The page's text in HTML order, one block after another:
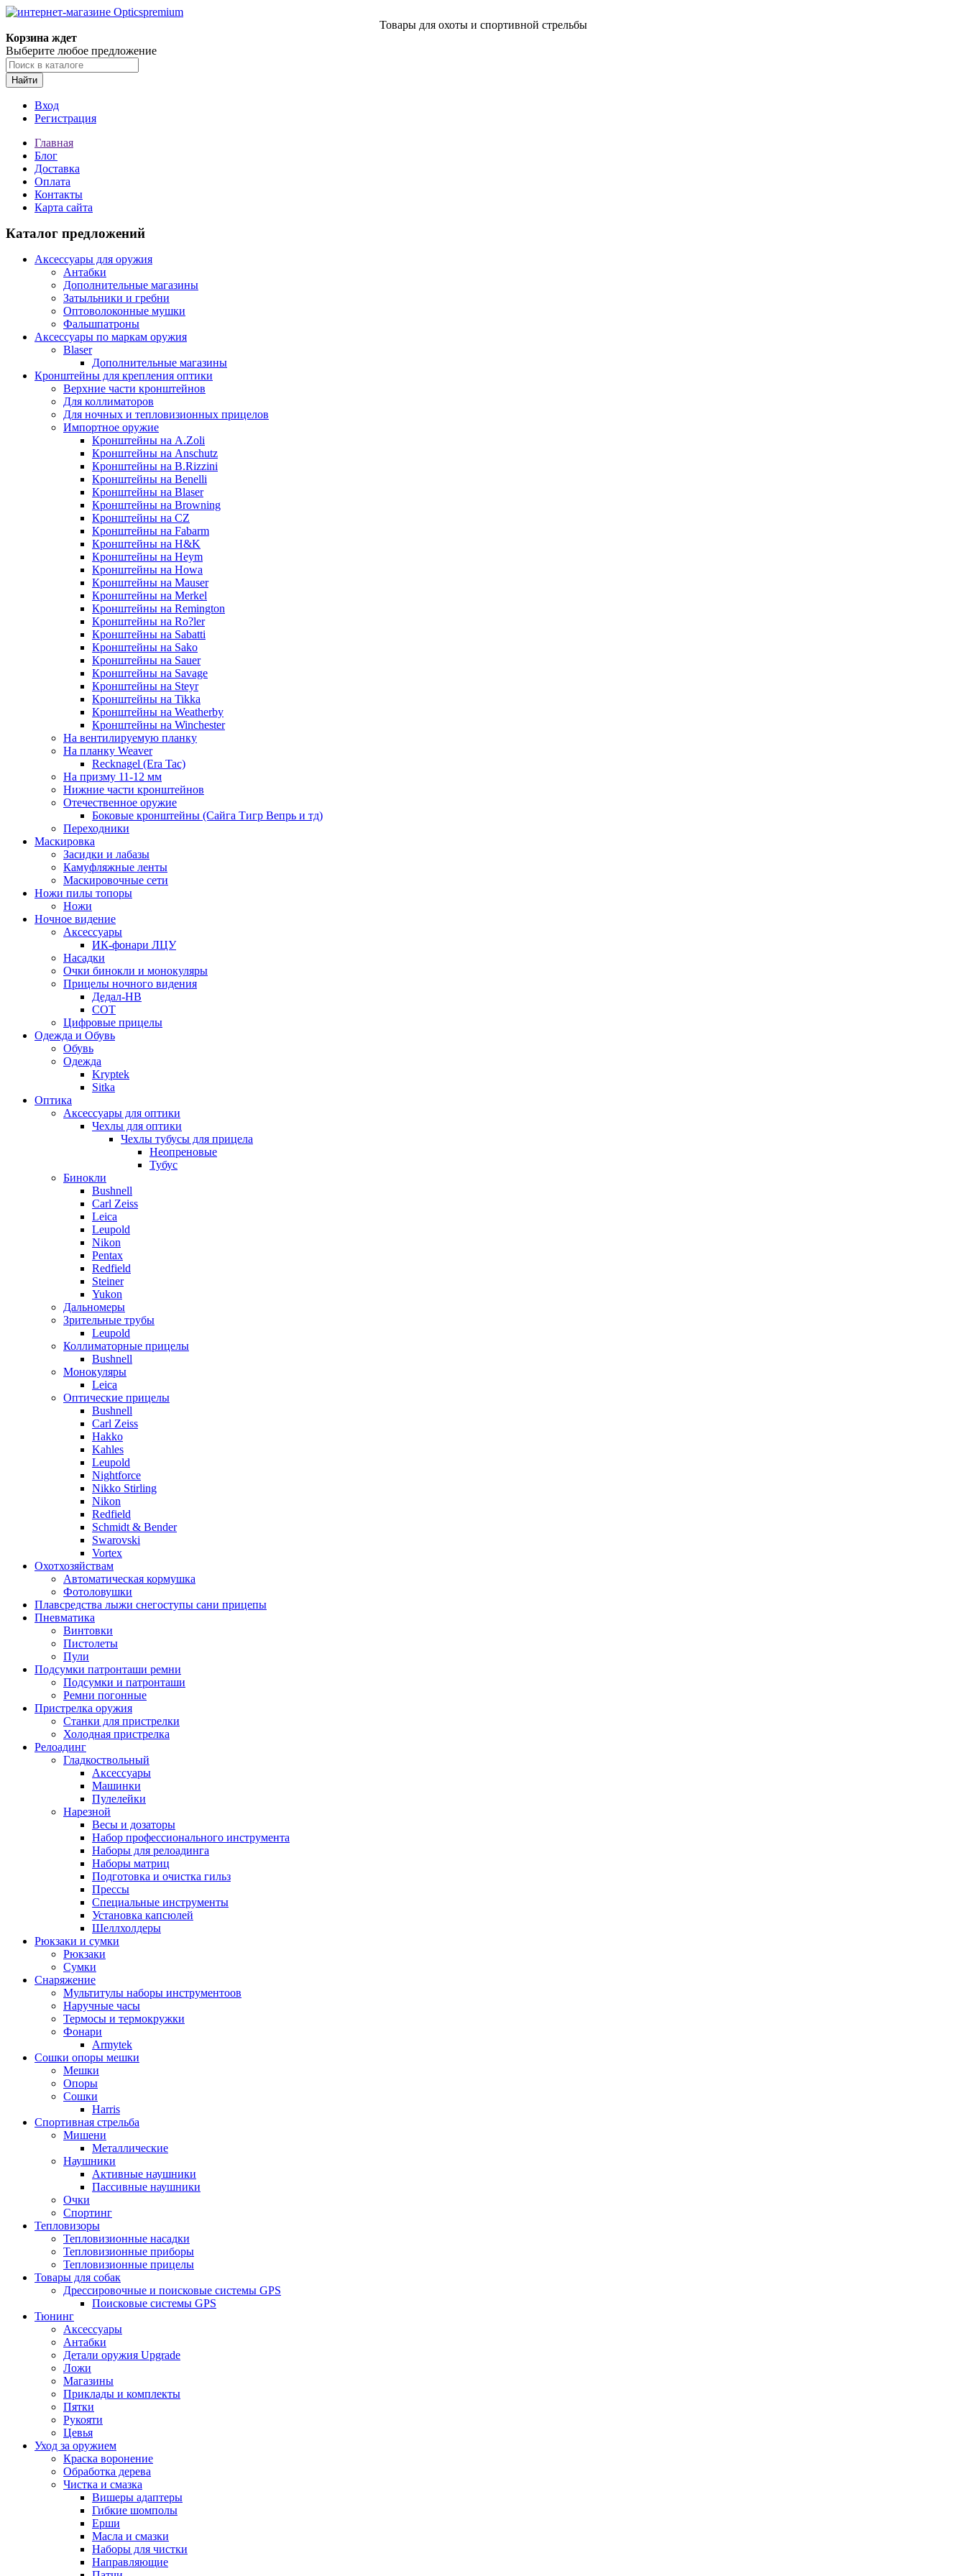
Товары для охоты и спортивной стрельбы
Корзина ждет
Выберите любое предложение
Найти
Вход
Регистрация
Главная
Блог
Доставка
Оплата
Контакты
Карта сайта
Каталог предложений
Аксессуары для оружия
Антабки
Дополнительные магазины
Затыльники и гребни
Оптоволоконные мушки
Фальшпатроны
Аксессуары по маркам оружия
Blaser
Дополнительные магазины
Кронштейны для крепления оптики
Верхние части кронштейнов
Для коллиматоров
Для ночных и тепловизионных прицелов
Импортное оружие
Кронштейны на A.Zoli
Кронштейны на Anschutz
Кронштейны на B.Rizzini
Кронштейны на Benelli
Кронштейны на Blaser
Кронштейны на Browning
Кронштейны на CZ
Кронштейны на Fabarm
Кронштейны на H&K
Кронштейны на Heym
Кронштейны на Howa
Кронштейны на Mauser
Кронштейны на Merkel
Кронштейны на Remington
Кронштейны на Ro?ler
Кронштейны на Sabatti
Кронштейны на Sako
Кронштейны на Sauer
Кронштейны на Savage
Кронштейны на Steyr
Кронштейны на Tikka
Кронштейны на Weatherby
Кронштейны на Winchester
На вентилируемую планку
На планку Weaver
Recknagel (Era Tac)
На призму 11-12 мм
Нижние части кронштейнов
Отечественное оружие
Боковые кронштейны (Сайга Тигр Вепрь и тд)
Переходники
Маскировка
Засидки и лабазы
Камуфляжные ленты
Маскировочные сети
Ножи пилы топоры
Ножи
Ночное видение
Аксессуары
ИК-фонари ЛЦУ
Насадки
Очки бинокли и монокуляры
Прицелы ночного видения
Дедал-НВ
СОТ
Цифровые прицелы
Одежда и Обувь
Обувь
Одежда
Kryptek
Sitka
Оптика
Аксессуары для оптики
Чехлы для оптики
Чехлы тубусы для прицела
Неопреновые
Тубус
Бинокли
Bushnell
Carl Zeiss
Leica
Leupold
Nikon
Pentax
Redfield
Steiner
Yukon
Дальномеры
Зрительные трубы
Leupold
Коллиматорные прицелы
Bushnell
Монокуляры
Leica
Оптические прицелы
Bushnell
Carl Zeiss
Hakko
Kahles
Leupold
Nightforce
Nikko Stirling
Nikon
Redfield
Schmidt & Bender
Swarovski
Vortex
Охотхозяйствам
Автоматическая кормушка
Фотоловушки
Плавсредства лыжи снегоступы сани прицепы
Пневматика
Винтовки
Пистолеты
Пули
Подсумки патронташи ремни
Подсумки и патронташи
Ремни погонные
Пристрелка оружия
Станки для пристрелки
Холодная пристрелка
Релоадинг
Гладкоствольный
Аксессуары
Машинки
Пулелейки
Нарезной
Весы и дозаторы
Набор профессионального инструмента
Наборы для релоадинга
Наборы матриц
Подготовка и очистка гильз
Прессы
Специальные инструменты
Установка капсюлей
Шеллхолдеры
Рюкзаки и сумки
Рюкзаки
Сумки
Снаряжение
Мультитулы наборы инструментоов
Наручные часы
Термосы и термокружки
Фонари
Armytek
Сошки опоры мешки
Мешки
Опоры
Сошки
Harris
Спортивная стрельба
Мишени
Металлические
Наушники
Активные наушники
Пассивные наушники
Очки
Спортинг
Тепловизоры
Тепловизионные насадки
Тепловизионные приборы
Тепловизионные прицелы
Товары для собак
Дрессировочные и поисковые системы GPS
Поисковые системы GPS
Тюнинг
Аксессуары
Антабки
Детали оружия Upgrade
Ложи
Магазины
Приклады и комплекты
Пятки
Рукояти
Цевья
Уход за оружием
Краска воронение
Обработка дерева
Чистка и смазка
Вишеры адаптеры
Гибкие шомполы
Ерши
Масла и смазки
Наборы для чистки
Направляющие